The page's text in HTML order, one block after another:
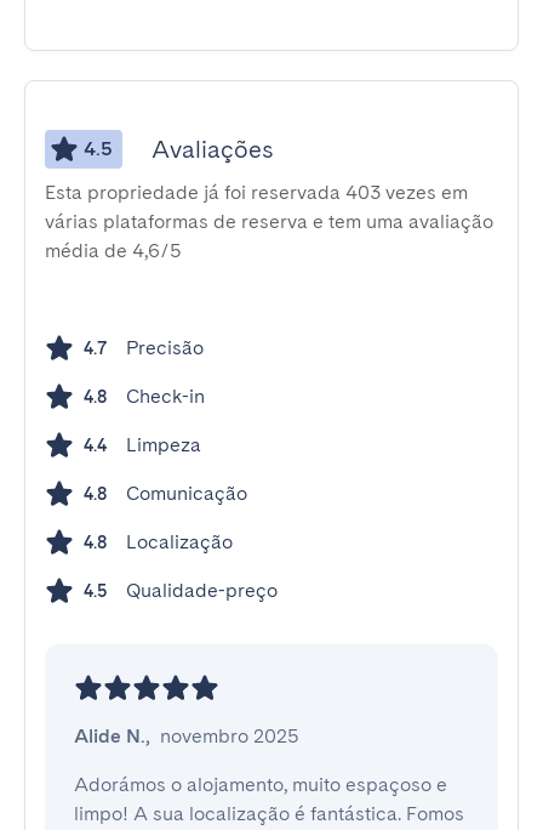
4.5 Avaliações
Esta propriedade já foi reservada 403 vezes em
várias plataformas de reserva e tem uma avaliação
média de 4,6/5
4.7 Precisão
4.8 Check-in
4.4 Limpeza
4.8 Comunicação
4.8 Localização
4.5 Qualidade-preço
Alide N., novembro 2025
Adorámos o alojamento, muito espaçoso e
limpo! A sua localização é fantástica. Fomos